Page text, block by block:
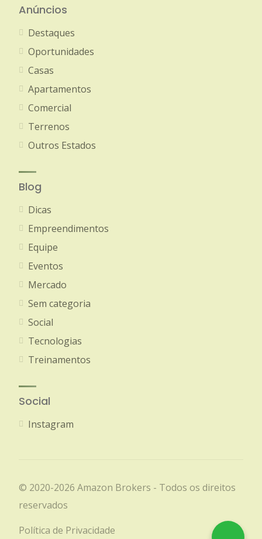
Anúncios
Destaques
Oportunidades
Casas
Apartamentos
Comercial
Terrenos
Outros Estados
Blog
Dicas
Empreendimentos
Equipe
Eventos
Mercado
Sem categoria
Social
Tecnologias
Treinamentos
Social
Instagram
© 2020-2026 Amazon Brokers - Todos os direitos
reservados
Política de Privacidade